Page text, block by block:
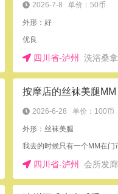
2026-7-8 单价：50币
外形：好
优良
四川省-泸州 洗浴桑拿
按摩店的丝袜美腿MM
2026-6-28 单价：100币
外形：丝袜美腿
四川省-泸州 会所发廊